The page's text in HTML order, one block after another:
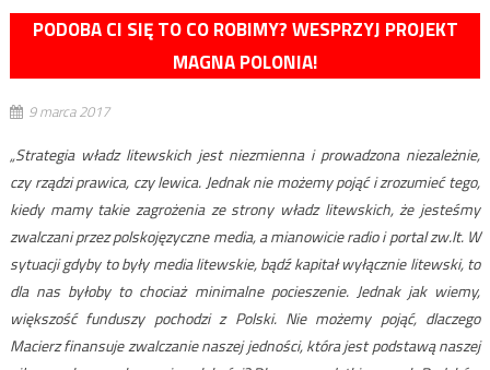
PODOBA CI SIĘ TO CO ROBIMY? WESPRZYJ PROJEKT
MAGNA POLONIA!
9 marca 2017
„Strategia władz litewskich jest niezmienna i prowadzona niezależnie,
czy rządzi prawica, czy lewica. Jednak nie możemy pojąć i zrozumieć tego,
kiedy mamy takie zagrożenia ze strony władz litewskich, że jesteśmy
zwalczani przez polskojęzyczne media, a mianowicie radio i portal zw.lt. W
sytuacji gdyby to były media litewskie, bądź kapitał wyłącznie litewski, to
dla nas byłoby to chociaż minimalne pocieszenie. Jednak jak wiemy,
większość funduszy pochodzi z Polski. Nie możemy pojąć, dlaczego
Macierz finansuje zwalczanie naszej jedności, która jest podstawą naszej